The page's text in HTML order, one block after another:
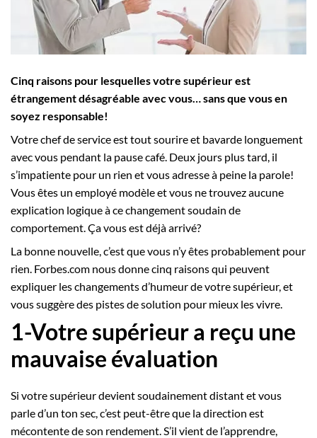
Employeurs
Publiez une offre d'emploi
Cinq raisons pour lesquelles votre supérieur est
étrangement désagréable avec vous… sans que vous en
soyez responsable!
Votre chef de service est tout sourire et bavarde longuement
avec vous pendant la pause café. Deux jours plus tard, il
s’impatiente pour un rien et vous adresse à peine la parole!
Vous êtes un employé modèle et vous ne trouvez aucune
explication logique à ce changement soudain de
comportement. Ça vous est déjà arrivé?
La bonne nouvelle, c’est que vous n’y êtes probablement pour
rien. Forbes.com nous donne cinq raisons qui peuvent
expliquer les changements d’humeur de votre supérieur, et
vous suggère des pistes de solution pour mieux les vivre.
1-Votre supérieur a reçu une
mauvaise évaluation
Si votre supérieur devient soudainement distant et vous
parle d’un ton sec, c’est peut-être que la direction est
mécontente de son rendement. S’il vient de l’apprendre,